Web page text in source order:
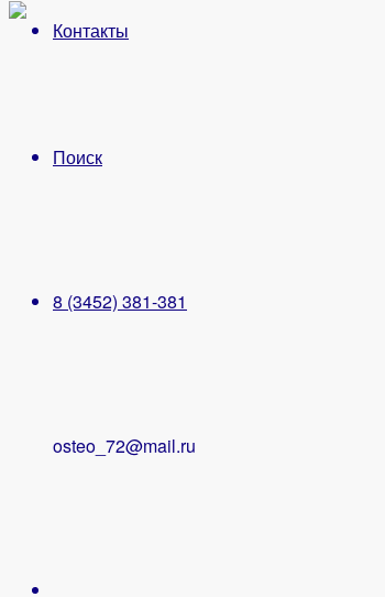
Контакты
Поиск
8 (3452) 381-381
osteo_72@mail.ru